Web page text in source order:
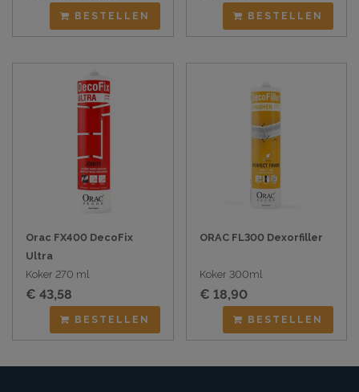
BESTELLEN BESTELLEN
Orac FX400 DecoFix
Ultra
Koker 270 ml
€ 43,58
BESTELLEN
ORAC FL300 Dexorfiller
Koker 300ml
€ 18,90
BESTELLEN